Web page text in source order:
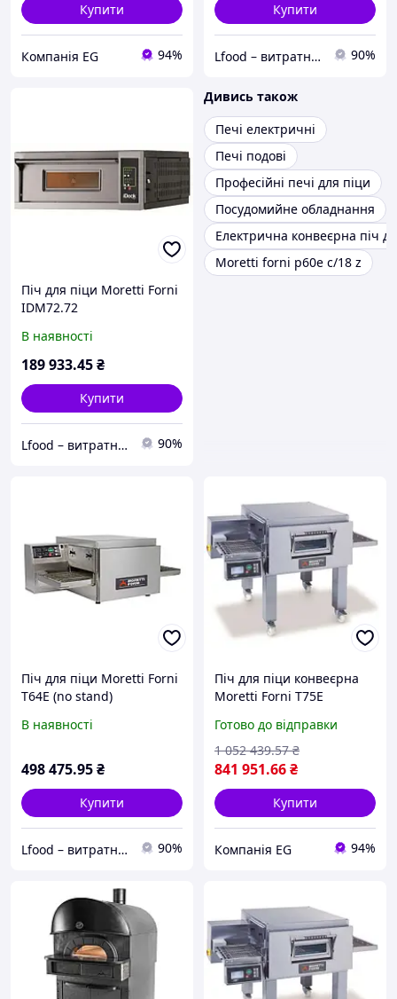
Купити
Компанія EG 94%
Купити
Lfood – витратні матеріали для харчової галузі 90%
Піч для піци Moretti Forni
IDM72.72
В наявності
189 933.45₴
Купити
Lfood – витратні матеріали для харчової галузі 90%
Дивись також
Печі електричні
Печі подові
Професійні печі для піци
Посудомийне обладнання
Електрична конвеєрна піч
Moretti forni p60e c/18 z
Піч для піци Moretti Forni
T64E (no stand)
В наявності
498 475.95₴
Купити
Lfood – витратні матеріали для харчової галузі 90%
Піч для піци конвеєрна
Moretti Forni T75E
Готово до відправки
841 951.66₴
1 052 439.57 ₴
Купити
Компанія EG 94%